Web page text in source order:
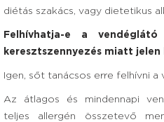
diétás szakács, vagy dietetikus
Felhívhatja-e a
keresztszennyezés miatt jelen
Igen, sőt tanácsos erre felhívni
Az átlagos és mindennapi
teljes allergén összetevő